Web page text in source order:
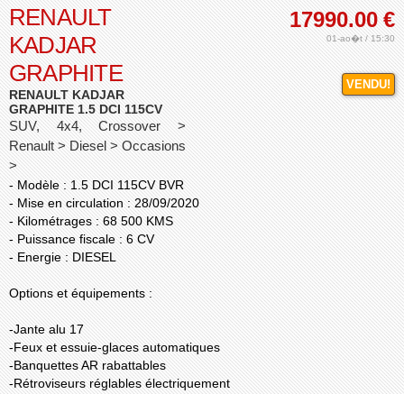
17990.00 €
01-ao�t / 15:30
VENDU!
RENAULT
KADJAR
GRAPHITE
RENAULT KADJAR
GRAPHITE 1.5 DCI 115CV
SUV, 4x4, Crossover >
Renault > Diesel > Occasions
>
- Modèle : 1.5 DCI 115CV BVR
- Mise en circulation : 28/09/2020
- Kilométrages : 68 500 KMS
- Puissance fiscale : 6 CV
- Energie : DIESEL
Options et équipements :
-Jante alu 17
-Feux et essuie-glaces automatiques
-Banquettes AR rabattables
-Rétroviseurs réglables électriquement